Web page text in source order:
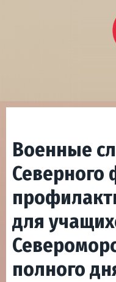
Военные
Северного
для
полного